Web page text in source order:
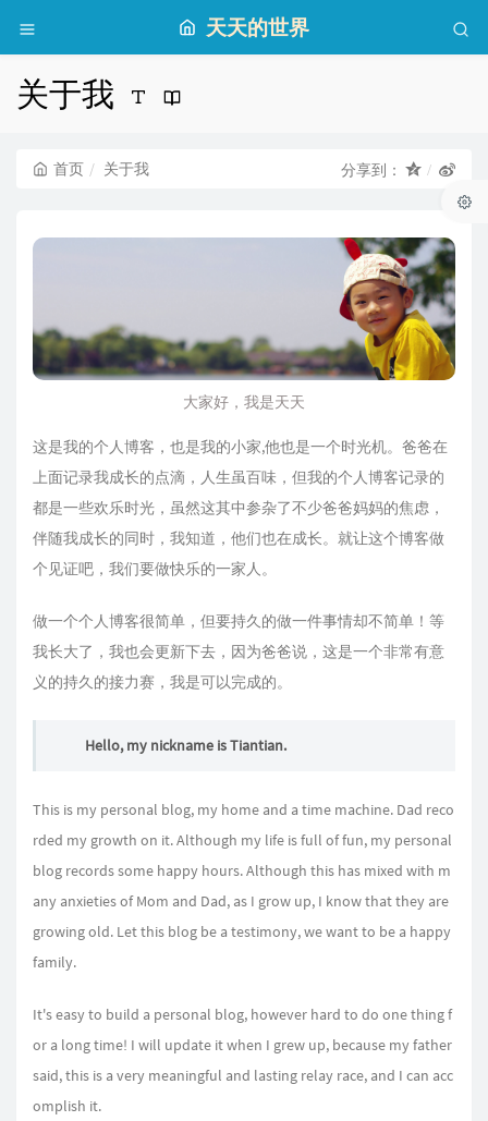
天天的世界
关于我
首页 关于我 分享到：
大家好，我是天天
这是我的个人博客，也是我的小家,他也是一个时光机。爸爸在
上面记录我成长的点滴，人生虽百味，但我的个人博客记录的
都是一些欢乐时光，虽然这其中参杂了不少爸爸妈妈的焦虑，
伴随我成长的同时，我知道，他们也在成长。就让这个博客做
个见证吧，我们要做快乐的一家人。
做一个个人博客很简单，但要持久的做一件事情却不简单！等
我长大了，我也会更新下去，因为爸爸说，这是一个非常有意
义的持久的接力赛，我是可以完成的。
Hello, my nickname is Tiantian.
This is my personal blog, my home and a time machine. Dad reco
rded my growth on it. Although my life is full of fun, my personal
blog records some happy hours. Although this has mixed with m
any anxieties of Mom and Dad, as I grow up, I know that they are
growing old. Let this blog be a testimony, we want to be a happy
family.
It's easy to build a personal blog, however hard to do one thing f
or a long time! I will update it when I grew up, because my father
said, this is a very meaningful and lasting relay race, and I can acc
omplish it.